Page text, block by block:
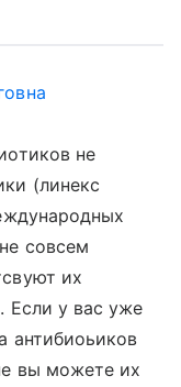
не
(линекс
совсем
их
Если у вас уже
антибиоьиков
вы можете их